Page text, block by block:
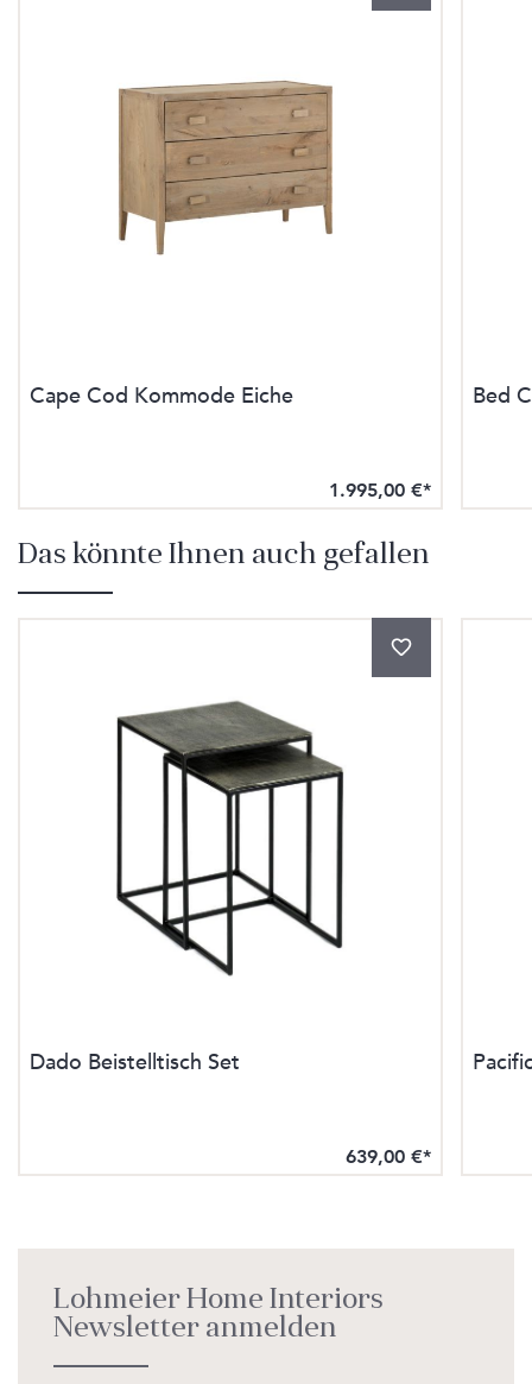
Cape Cod Kommode Eiche
1.995,00 €*
Bed
Produktgalerie überspringen
Das könnte Ihnen auch gefallen
Dado Beistelltisch Set
639,00 €*
Lohmeier Home Interiors
Newsletter anmelden